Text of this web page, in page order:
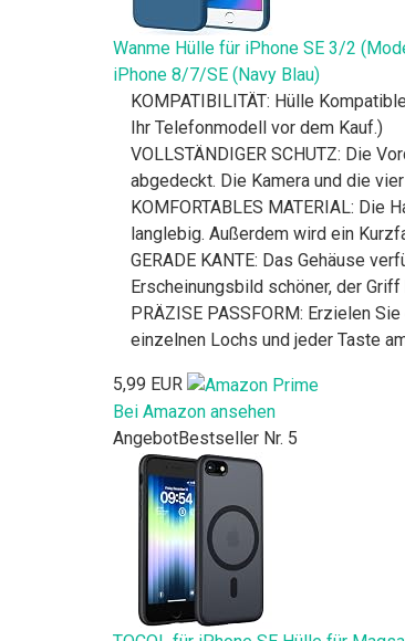
Wanme Hülle für iPhone SE 3/2
iPhone 8/7/SE (Navy Blau)
KOMPATIBILITÄT: Hülle
Ihr Telefonmodell vor dem Kauf.)
VOLLSTÄNDIGER SCHUTZ: Die
abgedeckt. Die Kamera und die
KOMFORTABLES MATERIAL:
langlebig. Außerdem wird ein
GERADE KANTE: Das Gehäuse
Erscheinungsbild schöner, der
PRÄZISE PASSFORM: Erzielen
einzelnen Lochs und jeder Taste
5,99 EUR
Bei Amazon ansehen
AngebotBestseller Nr. 5